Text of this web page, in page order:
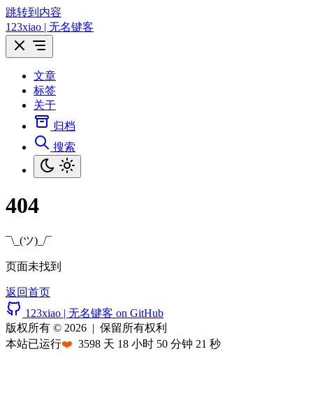
跳转到内容
123xiao | 无名键客
文章
标签
关于
归档
搜索
404
¯\_(ツ)_/¯
页面未找到
返回首页
123xiao | 无名键客 on GitHub
版权所有 © 2026 | 保留所有权利
本站已运行❤️ 3598 天 18 小时 50 分钟 21 秒